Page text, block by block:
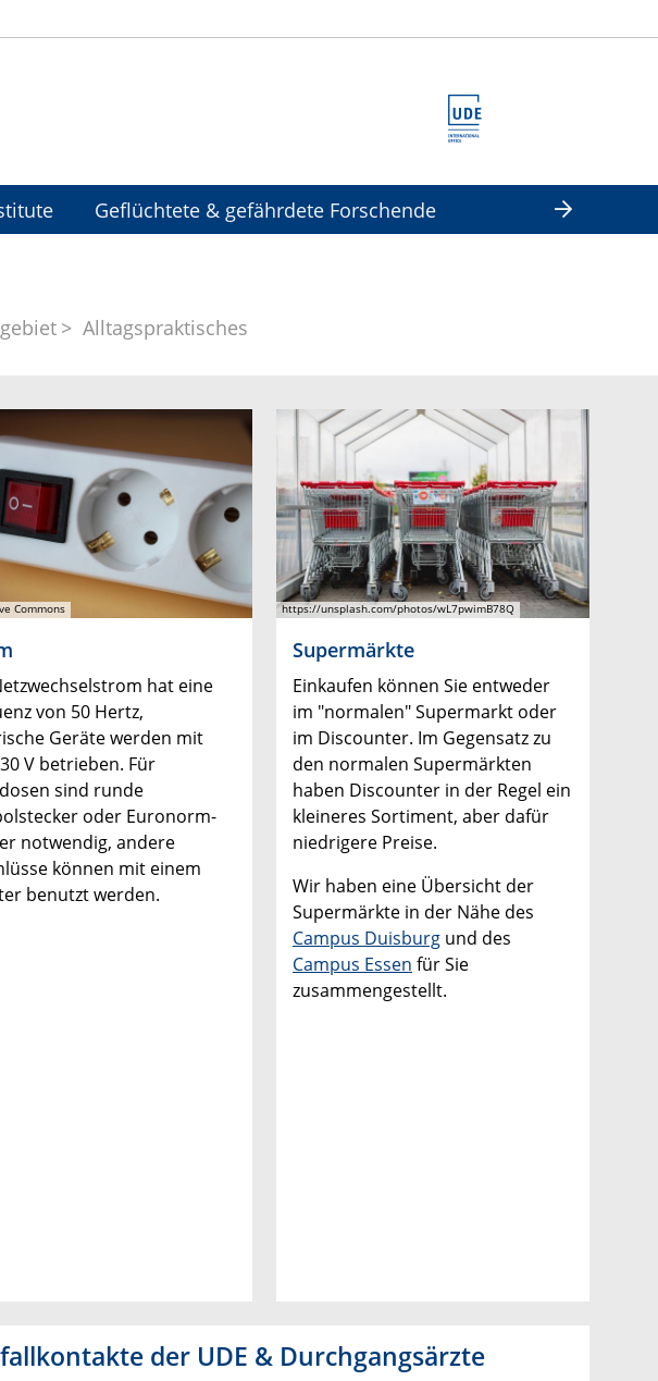
Geflüchtete & gefährdete Forschende
Alltagspraktisches
Commons
hat eine
von 50 Hertz,
Geräte werden mit
V betrieben. Für
sind runde
oder Euronorm-
notwendig, andere
können mit einem
benutzt werden.
https://unsplash.com/photos/wL7pwimB78Q
Supermärkte
Einkaufen können Sie entweder
im "normalen" Supermarkt oder
im Discounter. Im Gegensatz zu
den normalen Supermärkten
haben Discounter in der Regel ein
kleineres Sortiment, aber dafür
niedrigere Preise.
Wir haben eine Übersicht der
Supermärkte in der Nähe des
Campus Duisburg und des
Campus Essen für Sie
zusammengestellt.
der UDE & Durchgangsärzte